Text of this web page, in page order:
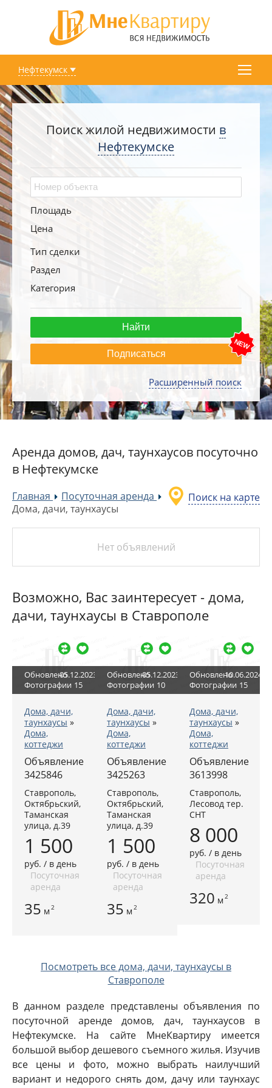
Нефтекумск
Поиск жилой недвижимости в
Нефтекумске
Площадь
Цена
Тип сделки
Раздел
Категория
Подписаться
Расширенный поиск
Аренда домов, дач, таунхаусов посуточно
в Нефтекумске
Поиск на карте
Главная »Посуточная аренда
Дома, дачи, таунхаусы
Нет объявлений
Возможно, Вас заинтересует - дома,
дачи, таунхаусы в Ставрополе
Обновлено05.12.2023
Фотографии 15
Дома, дачи,
таунхаусы »
Дома,
коттеджи
Объявление
3425846
Ставрополь,
Октябрьский,
Таманская
улица, д.39
1 500
руб. / в день
Посуточная
аренда
35 м 2
Обновлено05.12.2023
Фотографии 10
Дома, дачи,
таунхаусы »
Дома,
коттеджи
Объявление
3425263
Ставрополь,
Октябрьский,
Таманская
улица, д.39
1 500
руб. / в день
Посуточная
аренда
35 м 2
Обновлено10.06.2024
Фотографии 15
Дома, дачи,
таунхаусы »
Дома,
коттеджи
Объявление
3613998
Ставрополь,
Лесовод тер.
СНТ
8 000
руб. / в день
Посуточная
аренда
320 м 2
Посмотреть все дома, дачи, таунхаусы в
Ставрополе
В данном разделе представлены объявления по
посуточной аренде домов, дач, таунхаусов в
Нефтекумске. На сайте МнеКвартиру имеется
большой выбор дешевого съемного жилья. Изучив
все цены и фото, можно выбрать наилучший
вариант и недорого снять дом, дачу или таунхаус